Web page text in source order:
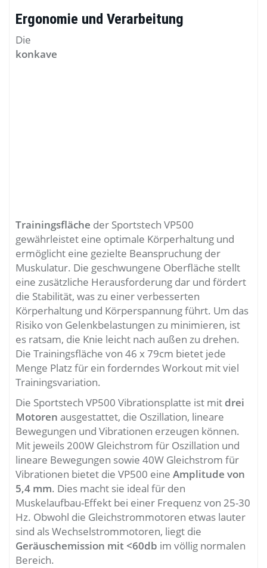
Ergonomie und Verarbeitung
Die
konkave
Trainingsfläche der Sportstech VP500
gewährleistet eine optimale Körperhaltung und
ermöglicht eine gezielte Beanspruchung der
Muskulatur. Die geschwungene Oberfläche stellt
eine zusätzliche Herausforderung dar und fördert
die Stabilität, was zu einer verbesserten
Körperhaltung und Körperspannung führt. Um das
Risiko von Gelenkbelastungen zu minimieren, ist
es ratsam, die Knie leicht nach außen zu drehen.
Die Trainingsfläche von 46 x 79cm bietet jede
Menge Platz für ein forderndes Workout mit viel
Trainingsvariation.
Die Sportstech VP500 Vibrationsplatte ist mit drei
Motoren ausgestattet, die Oszillation, lineare
Bewegungen und Vibrationen erzeugen können.
Mit jeweils 200W Gleichstrom für Oszillation und
lineare Bewegungen sowie 40W Gleichstrom für
Vibrationen bietet die VP500 eine Amplitude von
5,4 mm. Dies macht sie ideal für den
Muskelaufbau-Effekt bei einer Frequenz von 25-30
Hz. Obwohl die Gleichstrommotoren etwas lauter
sind als Wechselstrommotoren, liegt die
Geräuschemission mit <60db im völlig normalen
Bereich.